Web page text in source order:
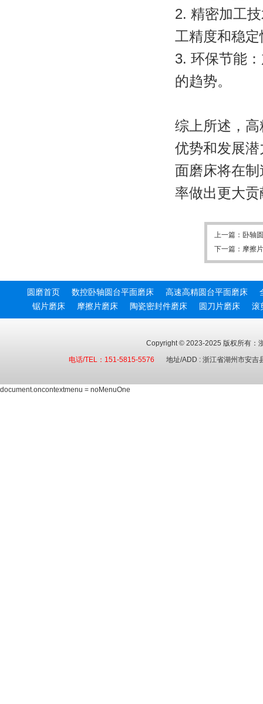
2. 精密加工
工精度和稳定
3. 环保节能
的趋势。
综上所述，
优势和发展
面磨床将在
率做出更大贡
上一篇： 卧轴
下一篇： 摩擦
圆磨首页 数控卧轴圆台平面磨床 高速高精圆台平面磨床
锯片磨床
摩擦片磨床 陶瓷密封件磨床 圆刀片磨床 滚
Copyright© 2023-2025 版权所有：
电话/TEL：151-5815-5576
地址/ADD : 浙江省湖州市安吉
document.oncontextmenu = noMenuOne